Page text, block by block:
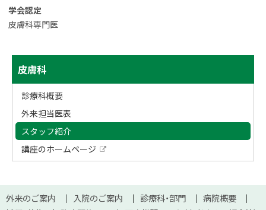
学会認定
皮膚科専門医
戻
サ
イ
ド
・
メ
ュ
皮膚科
診療科概要
外来担当医表
スタッフ紹介
講座のホームページ
外
イ
ト
本サ
外来のご案内 入院のご案内 診療科・部門
病院概要